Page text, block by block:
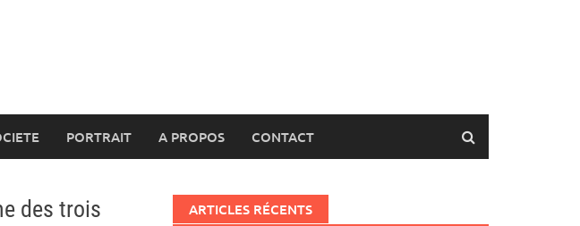
PORTRAIT A PROPOS CONTACT
des trois
ARTICLES RÉCENTS